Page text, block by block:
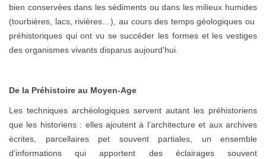
bien conservées dans les sédiments ou dans les milieux humides
(tourbières, lacs, rivières…), au cours des temps géologiques ou
préhistoriques qui ont vu se succéder les formes et les vestiges
des organismes vivants disparus aujourd’hui.
De la Préhistoire au Moyen-Age
Les techniques archéologiques servent autant les préhistoriens
que les historiens : elles ajoutent à l’architecture et aux archives
écrites, parcellaires pet souvent partiales, un ensemble
d’informations qui apportent des éclairages souvent